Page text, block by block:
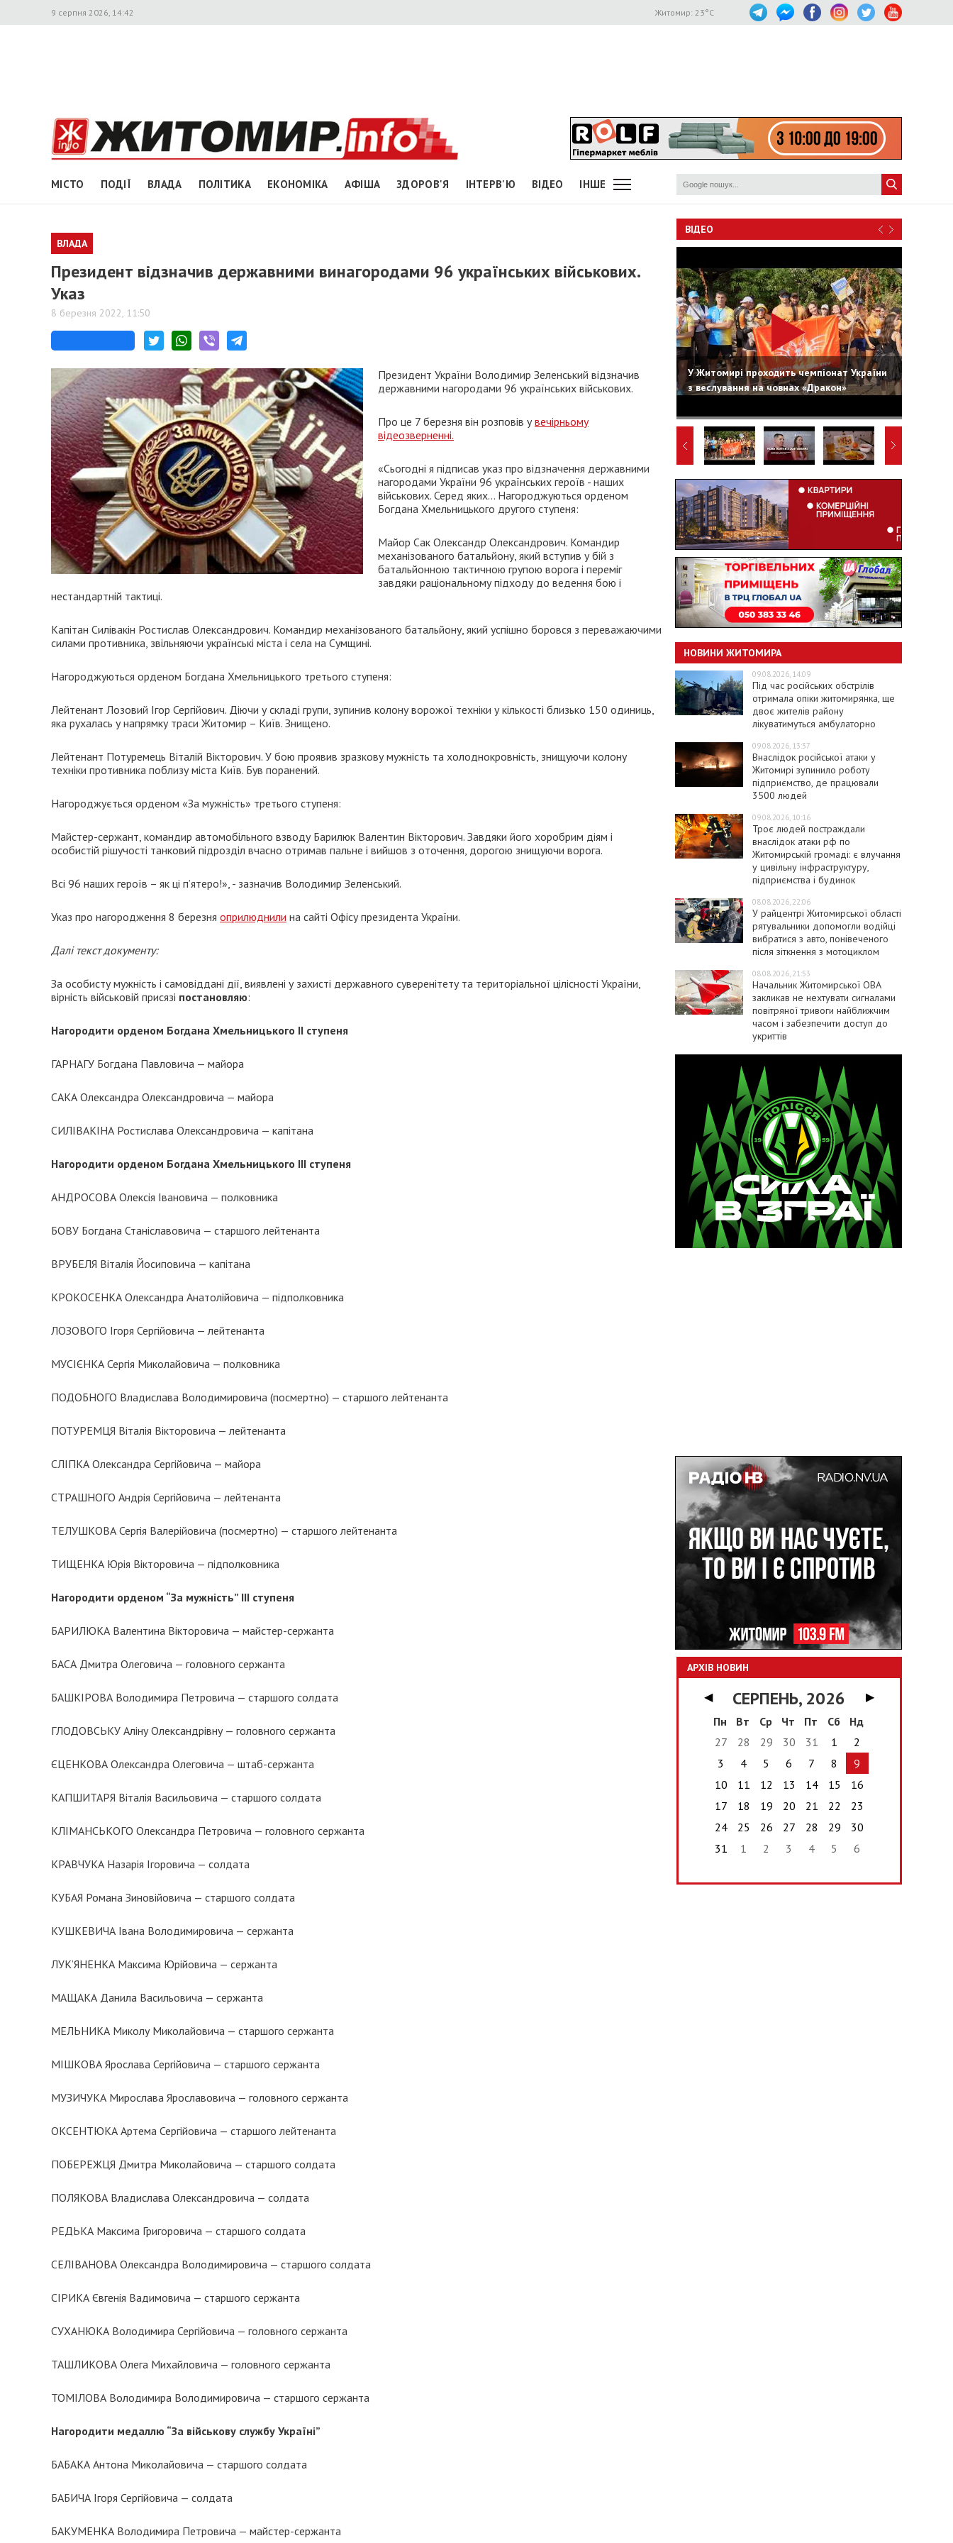
9 серпня 2026, 14:42 Житомир: 23°C
МІСТО ПОДІЇ ВЛАДА ПОЛІТИКА ЕКОНОМІКА АФІША ЗДОРОВ'Я ІНТЕРВ'Ю ВІДЕО ІНШЕ
ВЛАДА
​Президент відзначив державними винагородами 96 українських військових.
Указ
8 березня 2022, 11:50
Президент України Володимир Зеленський відзначив
державними нагородами 96 українських військових.
Про це 7 березня він розповів увечірньому
відеозверненні.
«Сьогодні я підписав указ про відзначення державними
нагородами України 96 українських героїв - наших
військових. Серед яких... Нагороджуються орденом
Богдана Хмельницького другого ступеня:
Майор Сак Олександр Олександрович. Командир
механізованого батальйону, який вступив у бій з
батальйонною тактичною групою ворога і переміг
завдяки раціональному підходу до ведення бою і
нестандартній тактиці.
Капітан Силівакін Ростислав Олександрович. Командир механізованого батальйону, який успішно боровся з переважаючими
силами противника, звільняючи українські міста і села на Сумщині.
Нагороджуються орденом Богдана Хмельницького третього ступеня:
Лейтенант Лозовий Ігор Сергійович. Діючи у складі групи, зупинив колону ворожої техніки у кількості близько 150 одиниць,
яка рухалась у напрямку траси Житомир – Київ. Знищено.
Лейтенант Потуремець Віталій Вікторович. У бою проявив зразкову мужність та холоднокровність, знищуючи колону
техніки противника поблизу міста Київ. Був поранений.
Нагороджується орденом «За мужність» третього ступеня:
Майстер-сержант, командир автомобільного взводу Барилюк Валентин Вікторович. Завдяки його хоробрим діям і
особистій рішучості танковий підрозділ вчасно отримав пальне і вийшов з оточення, дорогою знищуючи ворога.
Всі 96 наших героїв – як ці п’ятеро!», - зазначив Володимир Зеленський.
Указ про нагородження 8 березня оприлюднили на сайті Офісу президента України.
Далі текст документу:
За особисту мужність і самовіддані дії, виявлені у захисті державного суверенітету та територіальної цілісності України,
вірність військовій присязі постановляю:
Нагородити орденом Богдана Хмельницького ІІ ступеня
ГАРНАГУ Богдана Павловича — майора
САКА Олександра Олександровича — майора
СИЛІВАКІНА Ростислава Олександровича — капітана
Нагородити орденом Богдана Хмельницького ІІІ ступеня
АНДРОСОВА Олексія Івановича — полковника
БОВУ Богдана Станіславовича — старшого лейтенанта
ВРУБЕЛЯ Віталія Йосиповича — капітана
КРОКОСЕНКА Олександра Анатолійовича — підполковника
ЛОЗОВОГО Ігоря Сергійовича — лейтенанта
МУСІЄНКА Сергія Миколайовича — полковника
ПОДОБНОГО Владислава Володимировича (посмертно) — старшого лейтенанта
ПОТУРЕМЦЯ Віталія Вікторовича — лейтенанта
СЛІПКА Олександра Сергійовича — майора
СТРАШНОГО Андрія Сергійовича — лейтенанта
ТЕЛУШКОВА Сергія Валерійовича (посмертно) — старшого лейтенанта
ТИЩЕНКА Юрія Вікторовича — підполковника
Нагородити орденом “За мужність” ІІІ ступеня
БАРИЛЮКА Валентина Вікторовича — майстер-сержанта
БАСА Дмитра Олеговича — головного сержанта
БАШКІРОВА Володимира Петровича — старшого солдата
ГЛОДОВСЬКУ Аліну Олександрівну — головного сержанта
ЄЦЕНКОВА Олександра Олеговича — штаб-сержанта
КАПШИТАРЯ Віталія Васильовича — старшого солдата
КЛІМАНСЬКОГО Олександра Петровича — головного сержанта
КРАВЧУКА Назарія Ігоровича — солдата
КУБАЯ Романа Зиновійовича — старшого солдата
КУШКЕВИЧА Івана Володимировича — сержанта
ЛУК’ЯНЕНКА Максима Юрійовича — сержанта
МАЩАКА Данила Васильовича — сержанта
МЕЛЬНИКА Миколу Миколайовича — старшого сержанта
МІШКОВА Ярослава Сергійовича — старшого сержанта
МУЗИЧУКА Мирослава Ярославовича — головного сержанта
ОКСЕНТЮКА Артема Сергійовича — старшого лейтенанта
ПОБЕРЕЖЦЯ Дмитра Миколайовича — старшого солдата
ПОЛЯКОВА Владислава Олександровича — солдата
РЕДЬКА Максима Григоровича — старшого солдата
СЕЛІВАНОВА Олександра Володимировича — старшого солдата
СІРИКА Євгенія Вадимовича — старшого сержанта
СУХАНЮКА Володимира Сергійовича — головного сержанта
ТАШЛИКОВА Олега Михайловича — головного сержанта
ТОМІЛОВА Володимира Володимировича — старшого сержанта
Нагородити медаллю “За військову службу Україні”
БАБАКА Антона Миколайовича — старшого солдата
БАБИЧА Ігоря Сергійовича — солдата
БАКУМЕНКА Володимира Петровича — майстер-сержанта
ВІДЕО
У Житомирі проходить чемпіонат України
з веслування на човнах «Дракон»
НОВИНИ ЖИТОМИРА
09.08.2026, 14:09
Під час російських обстрілів
отримала опіки житомирянка, ще
двоє жителів району
лікуватимуться амбулаторно
09.08.2026, 13:37
Внаслідок російської атаки у
Житомирі зупинило роботу
підприємство, де працювали
3500 людей
09.08.2026, 10:16
Троє людей постраждали
внаслідок атаки рф по
Житомирській громаді: є влучання
у цивільну інфраструктуру,
підприємства і будинок
08.08.2026, 22:06
У райцентрі Житомирської області
рятувальники допомогли водійці
вибратися з авто, понівеченого
після зіткнення з мотоциклом
08.08.2026, 21:53
Начальник Житомирської ОВА
закликав не нехтувати сигналами
повітряної тривоги найближчим
часом і забезпечити доступ до
укриттів
АРХІВ НОВИН
◀ СЕРПЕНЬ, 2026
▶
Пн
Вт Ср Чт Пт Сб
Нд
27
28 29 30 31 1
2
3
4 5 6 7 8
9
10
11 12 13 14 15
16
17
18 19 20 21 22
23
24
25 26 27 28 29
30
31
1 2 3 4 5 6